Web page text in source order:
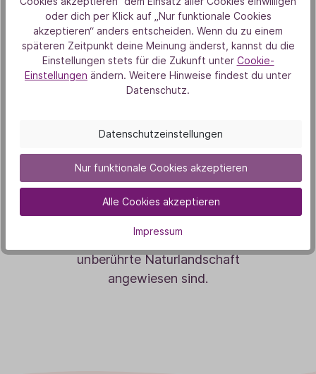
gesetzt und als Lebensraum für
Wildbienen, aber auch andere Insekten
wie Hummeln, Schmetterlinge und
Nachtfalter, weiter gepflegt. Ein
wichtiger Schritt für die Region, denn
noch 95 Prozent der Landwirtschaft
konventionell betrieben und Böden
und Äcker mit Pestiziden belastet.
Keine guten Lebensbedingungen für
die Wildbienen, die bei der
Nahrungssuche auf eine vielfältige und
unberührte Naturlandschaft
angewiesen sind.
oder dich per Klick auf „Nur funktionale Cookies
akzeptieren“ anders entscheiden. Wenn du zu einem
späteren Zeitpunkt deine Meinung änderst, kannst du die
Einstellungen stets für die Zukunft unter Cookie-
Einstellungen ändern. Weitere Hinweise findest du unter
Datenschutz.
Datenschutzeinstellungen
Nur funktionale Cookies akzeptieren
Alle Cookies akzeptieren
Impressum